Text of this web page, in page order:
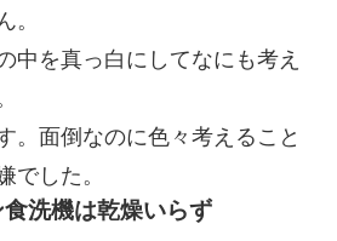
。
中を真っ白にしてなにも考え
。面倒なのに色々考えること
でした。
洗機は乾燥いらず